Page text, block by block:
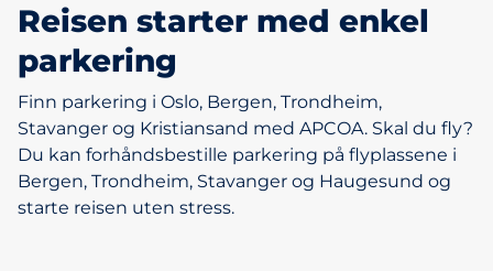
Reisen starter med enkel
parkering
Finn parkering i Oslo, Bergen, Trondheim,
Stavanger og Kristiansand med APCOA. Skal du fly?
Du kan forhåndsbestille parkering på flyplassene i
Bergen, Trondheim, Stavanger og Haugesund og
starte reisen uten stress.